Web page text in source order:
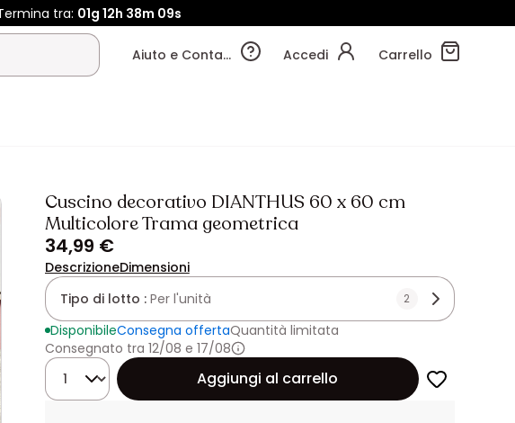
tra: 01g 12h 38m 07s
Aiuto e Contatti Accedi Carrello
Cuscino decorativo DIANTHUS 60 x 60 cm
Multicolore Trama geometrica
34,99 €
DescrizioneDimensioni
Tipo di lotto : Per l'unità 2
DisponibileConsegna offertaQuantità limitata
Consegnato tra 12/08 e 17/08
Quantità
Aggiungi al carrello